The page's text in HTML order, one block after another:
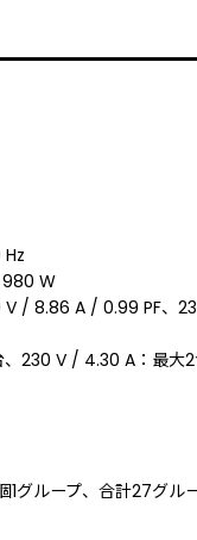
980 W
V / 8.86 A / 0.99 PF、
、230 V / 4.30 A：最大
グループ、合計27グル